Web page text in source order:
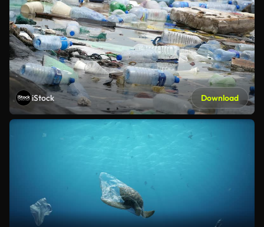
iStock Download